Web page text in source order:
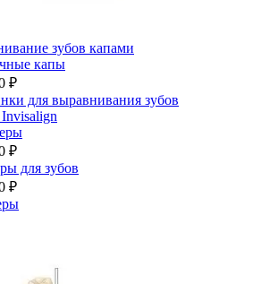
зубов капами
капы
₽
для выравнивания зубов
₽
для зубов
₽